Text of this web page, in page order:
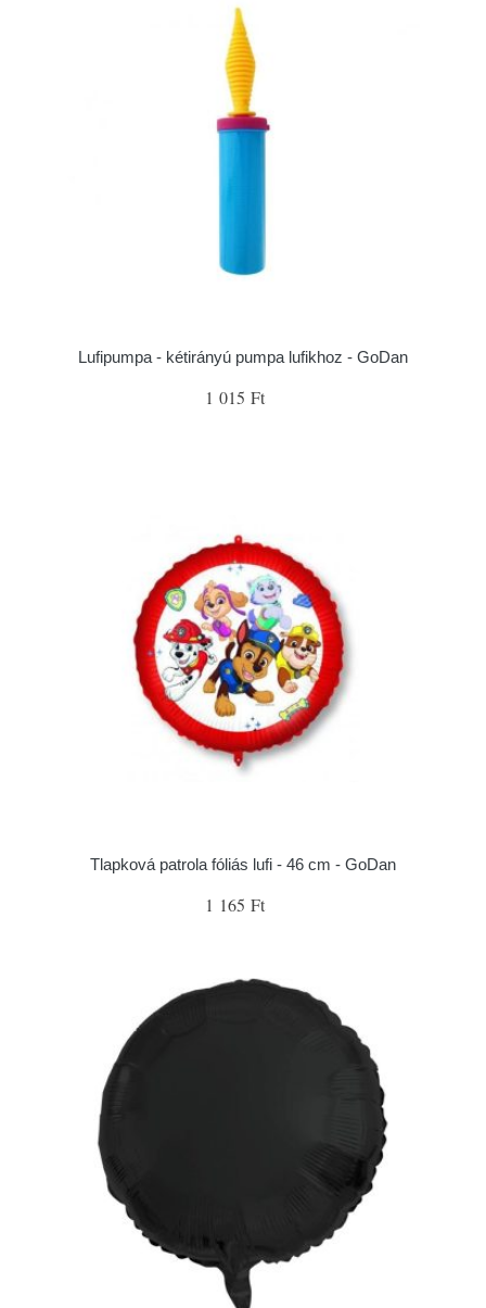
Lufipumpa - kétirányú pumpa lufikhoz - GoDan
1 015 Ft
Tlapková patrola fóliás lufi - 46 cm - GoDan
1 165 Ft